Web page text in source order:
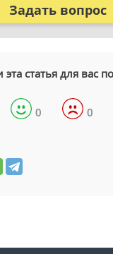
Задать вопрос
статья для вас
0 0